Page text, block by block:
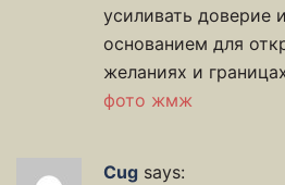
усиливать доверие
основанием для
желаниях и
фото жмж
Cug says: